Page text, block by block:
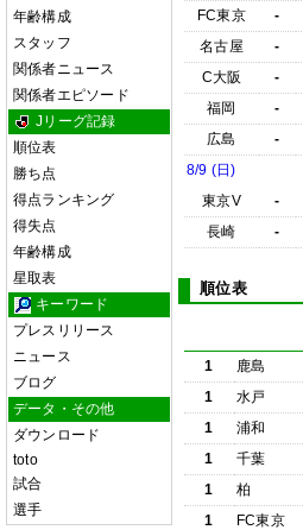
年齢構成
スタッフ
関係者ニュース
関係者エピソード
Jリーグ記録
順位表
勝ち点
得点ランキング
得失点
年齢構成
星取表
キーワード
プレスリリース
ニュース
ブログ
データ・その他
ダウンロード
toto
試合
選手
FC東京
-
名古屋
-
C大阪
-
福岡
-
広島
-
8/9 (日)
東京V
-
長崎
-
順位表
1 鹿島
1
水戸
1
浦和
1
千葉
1
柏
1
FC東京